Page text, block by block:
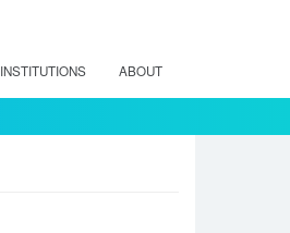
INSTITUTIONS ABOUT